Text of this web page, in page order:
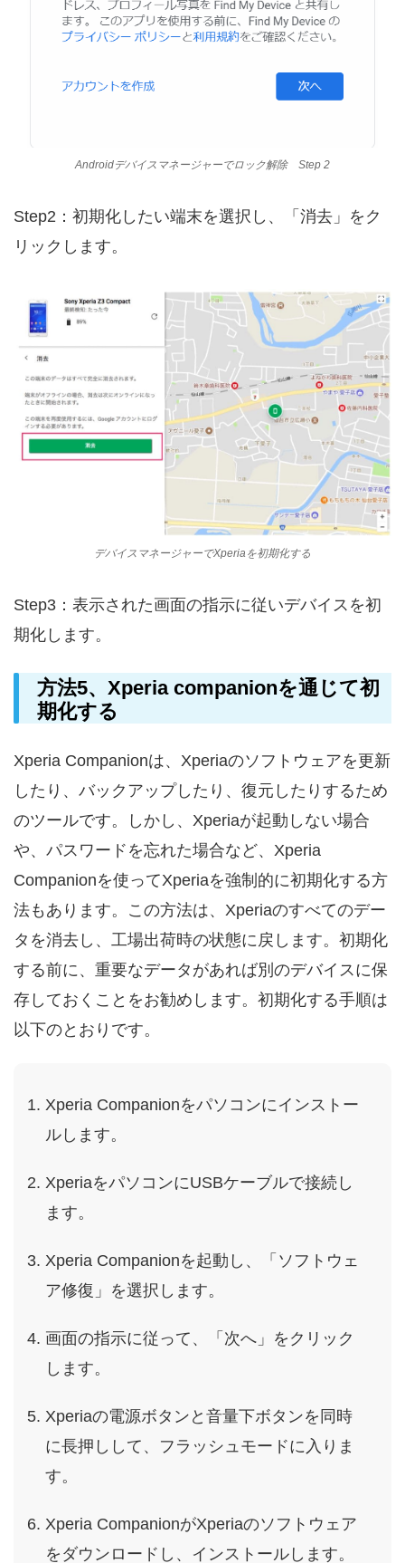
Androidデバイスマネージャーでロック解除 Step 2
Step2：初期化したい端末を選択し、「消去」をク
リックします。
デバイスマネージャーでXperiaを初期化する
Step3：表示された画面の指示に従いデバイスを初
期化します。
方法5、Xperia companionを通じて初
期化する
Xperia Companionは、Xperiaのソフトウェアを更新
したり、バックアップしたり、復元したりするため
のツールです。しかし、Xperiaが起動しない場合
や、パスワードを忘れた場合など、Xperia
Companionを使ってXperiaを強制的に初期化する方
法もあります。この方法は、Xperiaのすべてのデー
タを消去し、工場出荷時の状態に戻します。初期化
する前に、重要なデータがあれば別のデバイスに保
存しておくことをお勧めします。初期化する手順は
以下のとおりです。
Xperia Companionをパソコンにインストー
ルします。
XperiaをパソコンにUSBケーブルで接続し
ます。
Xperia Companionを起動し、「ソフトウェ
ア修復」を選択します。
画面の指示に従って、「次へ」をクリック
します。
Xperiaの電源ボタンと音量下ボタンを同時
に長押しして、フラッシュモードに入りま
す。
Xperia CompanionがXperiaのソフトウェア
をダウンロードし、インストールします。